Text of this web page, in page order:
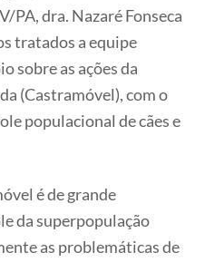
PA, dra. Nazaré Fonseca
tratados a equipe
sobre as ações da
(Castramóvel), com o
populacional de cães e
é de grande
da superpopulação
as problemáticas de